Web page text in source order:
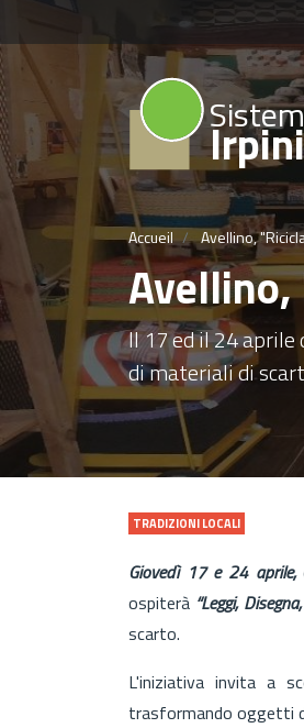
Accueil Avellino,
Il 17 ed il 24
di materiali di
TRADIZIONI LOCALI
Giovedì 17 e 24 aprile,
ospiterà “Leggi,
scarto.
L'iniziativa invita a
trasformando oggetti